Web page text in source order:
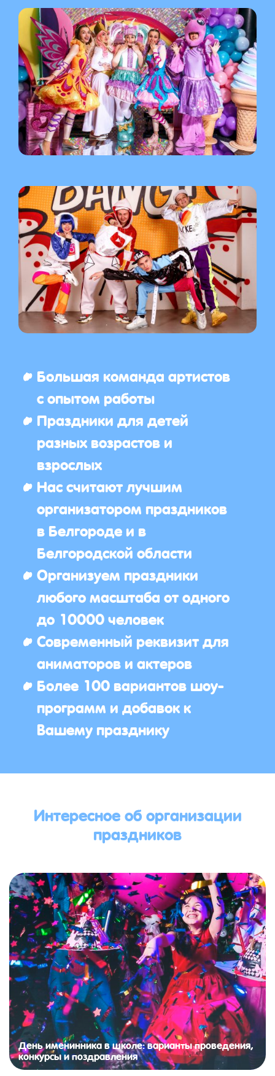
Большая команда артистов
с опытом работы
Праздники для детей
разных возрастов и
взрослых
Нас считают лучшим
организатором праздников
в Белгороде и в
Белгородской области
Организуем праздники
любого масштаба от одного
до 10000 человек
Современный реквизит для
аниматоров и актеров
Более 100 вариантов шоу-
программ и добавок к
Вашему празднику
Интересное об организации
праздников
День именинника в школе: варианты проведения,
конкурсы и поздравления